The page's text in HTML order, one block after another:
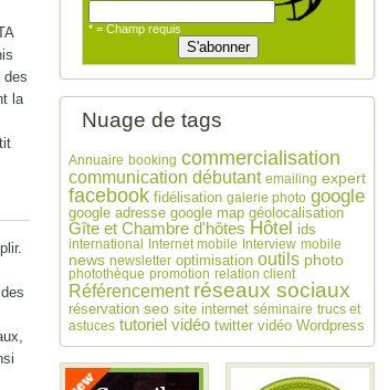
des
la
* = Champ requis
Nuage de tags
Annuaire booking commercialisation
communication débutant emailing expert
facebook fidélisation galerie photo google
google adresse google map géolocalisation
Gîte et Chambre d'hôtes Hôtel ids
international Internet mobile Interview mobile
news newsletter optimisation outils photo
photothèque promotion relation client
Référencement réseaux sociaux
réservation seo site internet séminaire trucs et
astuces tutoriel vidéo twitter vidéo Wordpress